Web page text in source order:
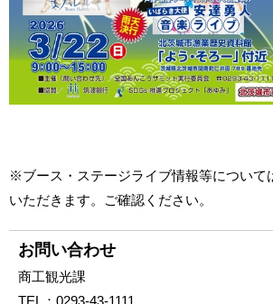
※ブース・ステージライブ情報等について
いただきます。ご確認ください。
お問い合わせ
商工観光課